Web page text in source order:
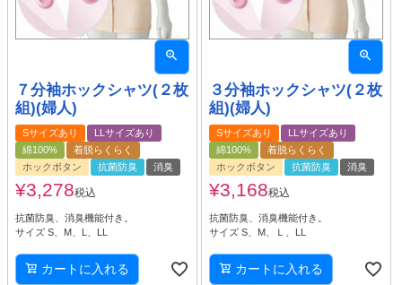
７分袖ホックシャツ(２枚
組)(婦人)
Sサイズあり
LLサイズあり
綿100%
着脱らくらく
ホックボタン
抗菌防臭 消臭
¥3,278税込
抗菌防臭、消臭機能付き。
サイズ S、M、L、LL
カートに入れる
３分袖ホックシャツ(２枚
組)(婦人)
Sサイズあり
LLサイズあり
綿100%
着脱らくらく
ホックボタン
抗菌防臭 消臭
¥3,168税込
抗菌防臭、消臭機能付き。
サイズ S、M、Ｌ、LL
カートに入れる